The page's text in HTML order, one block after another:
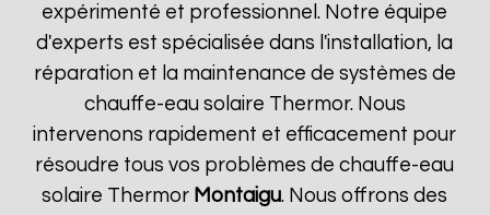
expérimenté et professionnel. Notre équipe
d'experts est spécialisée dans l'installation, la
réparation et la maintenance de systèmes de
chauffe-eau solaire Thermor. Nous
intervenons rapidement et efficacement pour
résoudre tous vos problèmes de chauffe-eau
solaire Thermor Montaigu. Nous offrons des